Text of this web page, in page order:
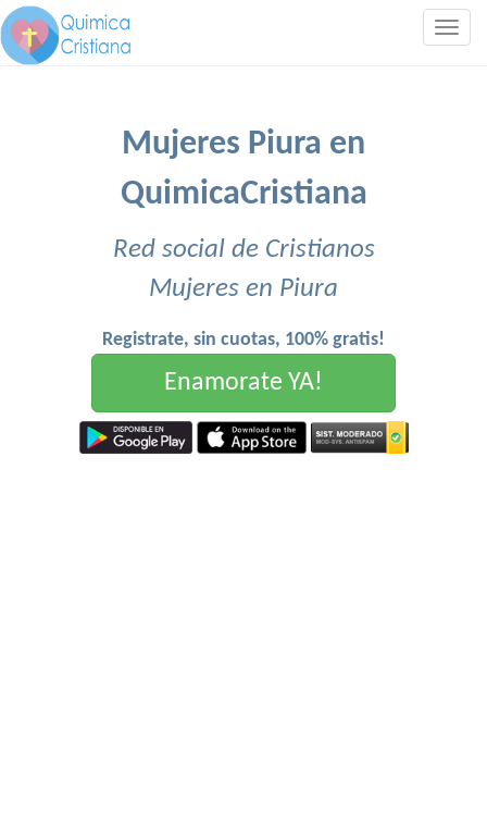
Mujeres Piura en
QuimicaCristiana
Red social de Cristianos
Mujeres en Piura
Registrate, sin cuotas, 100% gratis!
Enamorate YA!